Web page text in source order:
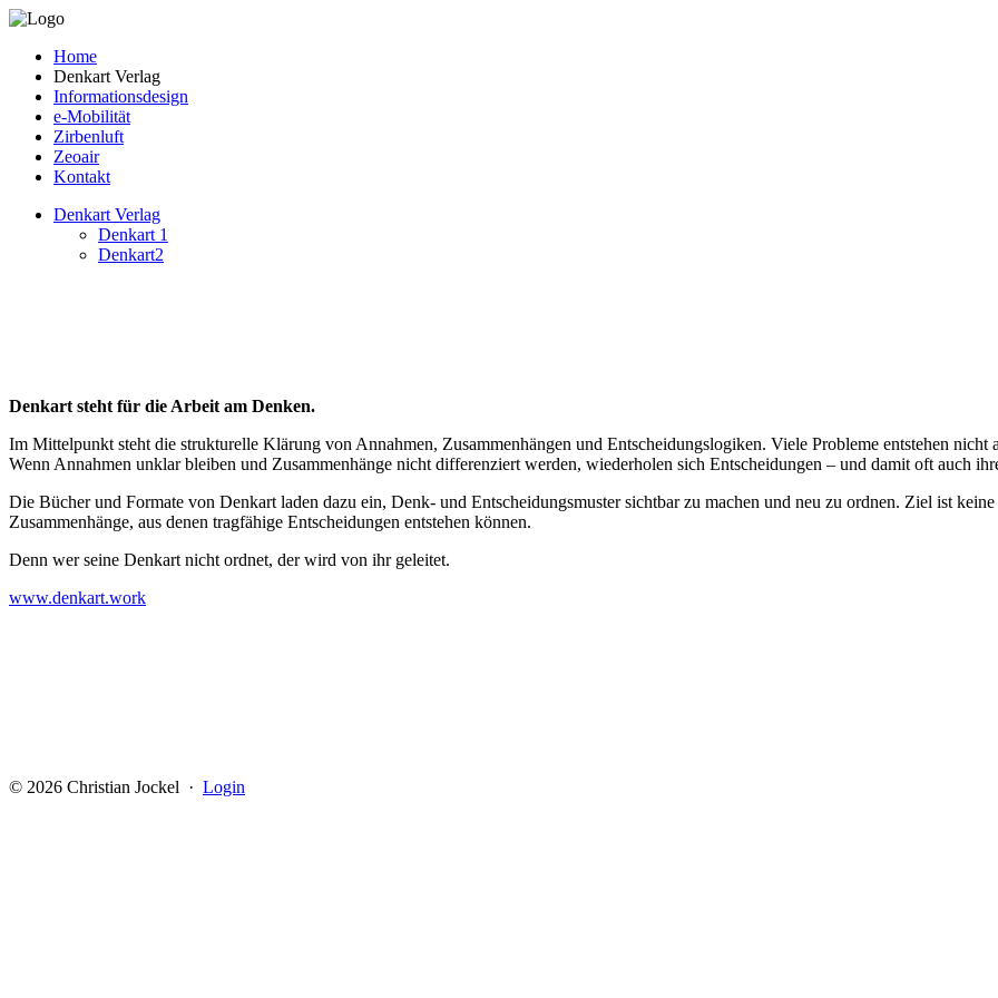
Home
Denkart Verlag
Informationsdesign
e-Mobilität
Zirbenluft
Zeoair
Kontakt
Denkart Verlag
Denkart 1
Denkart2
Denkart steht für die Arbeit am Denken.
Im Mittelpunkt steht die strukturelle Klärung von Annahmen, Zusammenhängen und Entscheidungslogiken. Viele Probleme entstehen nicht
Wenn Annahmen unklar bleiben und Zusammenhänge nicht differenziert werden, wiederholen sich Entscheidungen – und damit oft auch
Die Bücher und Formate von Denkart laden dazu ein, Denk- und Entscheidungsmuster sichtbar zu machen und neu zu ordnen. Ziel ist
Zusammenhänge, aus denen tragfähige Entscheidungen entstehen können.
Denn wer seine Denkart nicht ordnet, der wird von ihr geleitet.
www.denkart.work
© 2026 Christian Jockel · Login